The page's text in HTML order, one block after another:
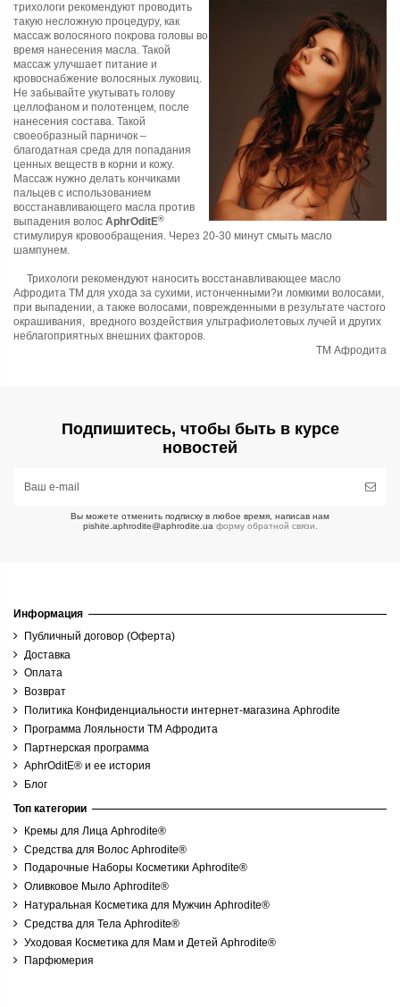
трихологи рекомендуют проводить
такую несложную процедуру, как
массаж волосяного покрова головы во
время нанесения масла. Такой
массаж улучшает питание и
кровоснабжение волосяных луковиц.
Не забывайте укутывать голову
целлофаном и полотенцем, после
нанесения состава. Такой
своеобразный парничок –
благодатная среда для попадания
ценных веществ в корни и кожу.
Массаж нужно делать кончиками
пальцев с использованием
восстанавливающего масла против
выпадения волос AphrOditE®
стимулируя кровообращения. Через 20-30 минут смыть масло
шампунем.
Трихологи рекомендуют наносить восстанавливающее масло
Афродита ТМ для ухода за сухими, истонченными?и ломкими волосами,
при выпадении, а также волосами, поврежденными в результате частого
окрашивания, вредного воздействия ультрафиолетовых лучей и других
неблагоприятных внешних факторов.
ТМ Афродита
Подпишитесь, чтобы быть в курсе
новостей
Вы можете отменить подписку в любое время, написав нам
pishite.aphrodite@aphrodite.ua форму обратной связи.
Информация
Публичный договор (Оферта)
Доставка
Оплата
Возврат
Политика Конфиденциальности интернет-магазина Aphrodite
Программа Лояльности ТМ Афродита
Партнерская программа
AphrOditE® и ее история
Блог
Топ категории
Кремы для Лица Aphrodite®
Средства для Волос Aphrodite®
Подарочные Наборы Косметики Aphrodite®
Оливковое Мыло Aphrodite®
Натуральная Косметика для Мужчин Aphrodite®
Средства для Тела Aphrodite®
Уходовая Косметика для Мам и Детей Aphrodite®
Парфюмерия